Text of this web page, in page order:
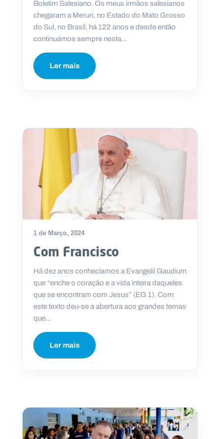
Boletim Salesiano. Os meus irmãos salesianos
chegaram a Meruri, no Estado do Mato Grosso
do Sul, no Brasil, há 122 anos e desde então
continuámos sempre nesta...
Ler mais
1 de Março, 2024
Com Francisco
Há dez anos conhecíamos a Evangelii Gaudium
que “enche o coração e a vida inteira daqueles
que se encontram com Jesus” (EG 1). Com
este texto deu-se a abertura aos grandes temas
que...
Ler mais